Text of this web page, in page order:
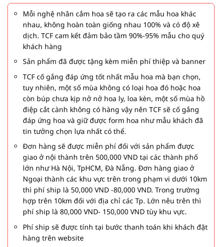
Mỗi nghệ nhân cắm hoa sẽ tạo ra các mẫu hoa khác
nhau, không hoàn toàn giống nhau 100% và có độ xê
dịch. TCF cam kết đảm bảo tầm 90%-95% mẫu cho quý
khách hàng
Sản phẩm đã được tặng kèm miễn phí thiệp và banner
TCF cố gắng đáp ứng tốt nhất mẫu hoa mà bạn chọn,
tuy nhiên, một số mùa không có loại hoa đó hoặc hoa
còn búp chưa kịp nở nở hoa ly, loa kèn, một số mùa hồ
điệp cắt cành không có hàng vậy nên TCF sẽ cố gắng
đáp ứng hoa và giữ được form hoa như mẫu khách đã
tin tưởng chọn lựa nhất có thể.
Đơn hàng sẽ được miễn phí đối với sản phẩm được
giao ở nội thành trên 500,000 VND tại các thành phố
lớn như Hà Nội, TpHCM, Đà Nẵng. Đơn hàng giao ở
Ngoại thành các khu vực trên trong phạm vi dưới 10km
thì phí ship là 50,000 VND -80,000 VND. Trong trường
hợp trên 10km đối với địa chỉ các Tp. Lớn nêu trên thì
phí ship là 80,000 VND- 150,000 VND tùy khu vực.
Phí ship sẽ được tính tại bước thanh toán khi khách đặt
hàng trên website